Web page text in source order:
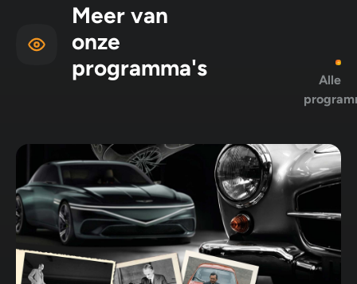
Meer van
onze
programma's
Alle